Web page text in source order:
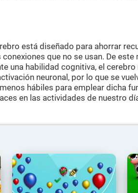
está diseñado para ahorrar
que no se usan. De
una habilidad cognitiva, el
neuronal, por lo que se
hábiles para emplear dicha
en las actividades de nuestro